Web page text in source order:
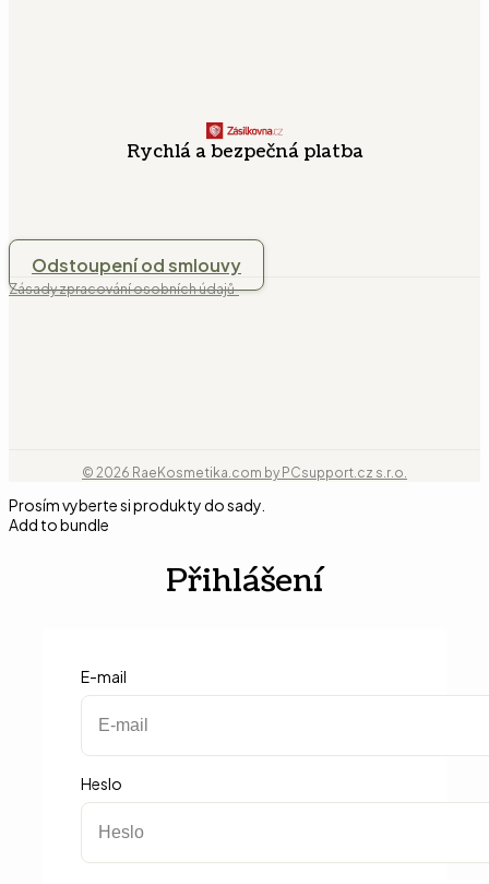
Rychlá a bezpečná platba
Odstoupení od smlouvy
Zásady zpracování osobních údajů
© 2026 RaeKosmetika.com by PCsupport.cz s.r.o.
Prosím vyberte si produkty do sady.
Add to bundle
Přihlášení
E-mail
Heslo